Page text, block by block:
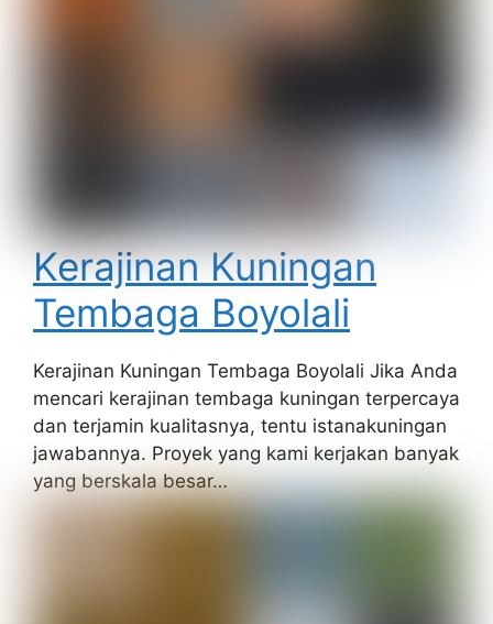
Kerajinan Kuningan
Tembaga Boyolali
Kerajinan Kuningan Tembaga Boyolali Jika Anda
mencari kerajinan tembaga kuningan terpercaya
dan terjamin kualitasnya, tentu istanakuningan
jawabannya. Proyek yang kami kerjakan banyak
yang berskala besar…